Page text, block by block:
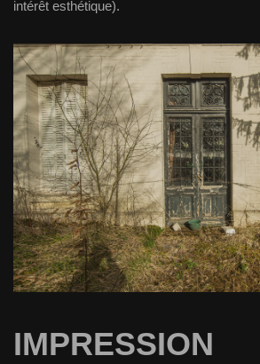
intérêt esthétique).
IMPRESSION